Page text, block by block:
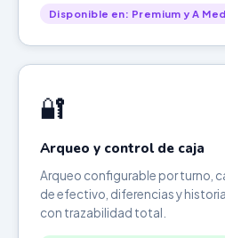
Disponible en: Premium y A
🔐
Arqueo y control de caja
Arqueo configurable por turno,
de efectivo, diferencias y
con trazabilidad total.